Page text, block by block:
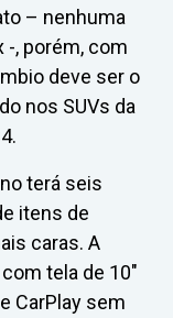
– nenhuma
-, porém, com
deve ser o
nos SUVs da
terá seis
itens de
caras. A
tela de 10″
CarPlay sem